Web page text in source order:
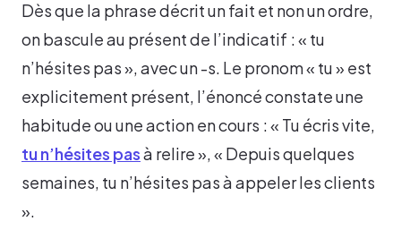
Dès que la phrase décrit un fait et non un ordre,
on bascule au présent de l’indicatif : « tu
n’hésites pas », avec un -s. Le pronom « tu » est
explicitement présent, l’énoncé constate une
habitude ou une action en cours : « Tu écris vite,
tu n’hésites pasà relire », « Depuis quelques
semaines, tu n’hésites pas à appeler les clients
».